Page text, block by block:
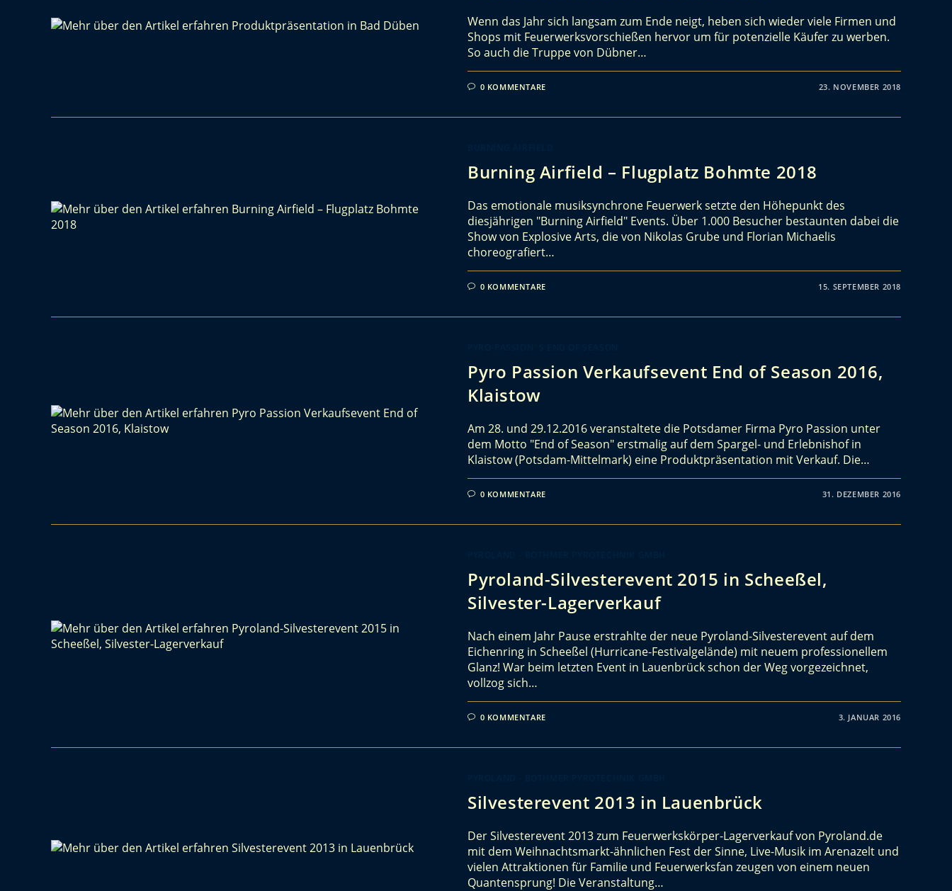
Wenn das Jahr sich langsam zum Ende neigt, heben sich wieder viele Firmen und
Shops mit Feuerwerksvorschießen hervor um für potenzielle Käufer zu werben.
So auch die Truppe von Dübner…
0 KOMMENTARE 23. NOVEMBER 2018
Burning Airfield – Flugplatz Bohmte 2018
Das emotionale musiksynchrone Feuerwerk setzte den Höhepunkt des
diesjährigen "Burning Airfield" Events. Über 1.000 Besucher bestaunten dabei die
Show von Explosive Arts, die von Nikolas Grube und Florian Michaelis
choreografiert…
0 KOMMENTARE 15. SEPTEMBER 2018
Pyro Passion Verkaufsevent End of Season 2016,
Klaistow
Am 28. und 29.12.2016 veranstaltete die Potsdamer Firma Pyro Passion unter
dem Motto "End of Season" erstmalig auf dem Spargel- und Erlebnishof in
Klaistow (Potsdam-Mittelmark) eine Produktpräsentation mit Verkauf. Die…
0 KOMMENTARE 31. DEZEMBER 2016
Pyroland-Silvesterevent 2015 in Scheeßel,
Silvester-Lagerverkauf
Nach einem Jahr Pause erstrahlte der neue Pyroland-Silvesterevent auf dem
Eichenring in Scheeßel (Hurricane-Festivalgelände) mit neuem professionellem
Glanz! War beim letzten Event in Lauenbrück schon der Weg vorgezeichnet,
vollzog sich…
0 KOMMENTARE 3. JANUAR 2016
Silvesterevent 2013 in Lauenbrück
Der Silvesterevent 2013 zum Feuerwerkskörper-Lagerverkauf von Pyroland.de
mit dem Weihnachtsmarkt-ähnlichen Fest der Sinne, Live-Musik im Arenazelt und
vielen Attraktionen für Familie und Feuerwerksfan zeugen von einem neuen
Quantensprung! Die Veranstaltung…